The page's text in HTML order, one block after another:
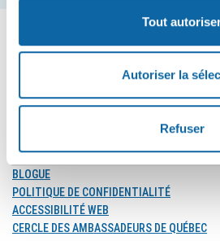
Tout
Autoriser la
Refuser
SUIVEZ-NOUS
Suivez-
sur
Facebook
Suivez-
Instagram
Suivez-
LinkedIn
MÉDIAS
BLOGUE
POLITIQUE DE CONFIDENTIALITÉ
ACCESSIBILITÉ WEB
CERCLE DES AMBASSADEURS DE QUÉBEC